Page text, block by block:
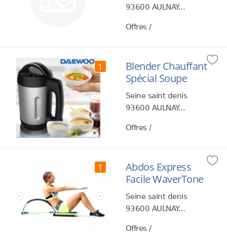
93600 AULNAY...
Offres /
1
Blender Chauffant
Spécial Soupe
Seine saint denis
93600 AULNAY...
Offres /
1
Abdos Express
Facile WaverTone
Seine saint denis
93600 AULNAY...
Offres /